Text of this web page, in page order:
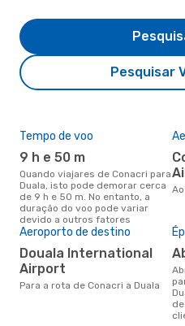
Pesquisar
Tempo de voo
9 h e 50 m
Quando viajares de Conacri para
Duala, isto pode demorar cerca
de 9 h e 50 m. No entanto, a
duração do voo pode variar
devido a outros fatores
Conakry International
Aeroporto de destino
Douala International
Airport
Para a rota de Conacri a Duala
abril é a altura mais concorrida